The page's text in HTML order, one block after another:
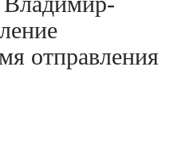
отправления